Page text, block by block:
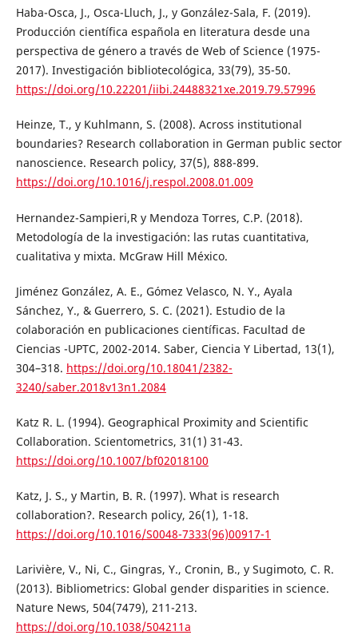
Haba-Osca, J., Osca-Lluch, J., y González-Sala, F. (2019).
Producción científica española en literatura desde una
perspectiva de género a través de Web of Science (1975-
2017). Investigación bibliotecológica, 33(79), 35-50.
https://doi.org/10.22201/iibi.24488321xe.2019.79.57996
Heinze, T., y Kuhlmann, S. (2008). Across institutional
boundaries? Research collaboration in German public sector
nanoscience. Research policy, 37(5), 888-899.
https://doi.org/10.1016/j.respol.2008.01.009
Hernandez-Sampieri,R y Mendoza Torres, C.P. (2018).
Metodología de la investigación: las rutas cuantitativa,
cualitativa y mixta. McGraw Hill México.
Jiménez González, A. E., Gómez Velasco, N. Y., Ayala
Sánchez, Y., & Guerrero, S. C. (2021). Estudio de la
colaboración en publicaciones científicas. Facultad de
Ciencias -UPTC, 2002-2014. Saber, Ciencia Y Libertad, 13(1),
304–318. https://doi.org/10.18041/2382-
3240/saber.2018v13n1.2084
Katz R. L. (1994). Geographical Proximity and Scientific
Collaboration. Scientometrics, 31(1) 31-43.
https://doi.org/10.1007/bf02018100
Katz, J. S., y Martin, B. R. (1997). What is research
collaboration?. Research policy, 26(1), 1-18.
https://doi.org/10.1016/S0048-7333(96)00917-1
Larivière, V., Ni, C., Gingras, Y., Cronin, B., y Sugimoto, C. R.
(2013). Bibliometrics: Global gender disparities in science.
Nature News, 504(7479), 211-213.
https://doi.org/10.1038/504211a